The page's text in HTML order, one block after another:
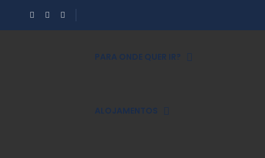
PARA ONDE QUER IR?
ALOJAMENTOS